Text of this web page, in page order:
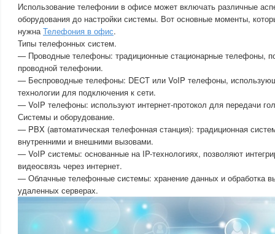
Использование телефонии в офисе может включать различные
оборудования до настройки системы. Вот основные моменты,
нужнаТелефония в офис.
Типы телефонных систем.
— Проводные телефоны: традиционные стационарные телефоны,
проводной телефонии.
— Беспроводные телефоны: DECT или VoIP телефоны,
технологии для подключения к сети.
— VoIP телефоны: используют интернет-протокол для передачи
Системы и оборудование.
— PBX (автоматическая телефонная станция): традиционная
внутренними и внешними вызовами.
— VoIP системы: основанные на IP-технологиях, позволяют
видеосвязь через интернет.
— Облачные телефонные системы: хранение данных и обработка
удаленных серверах.